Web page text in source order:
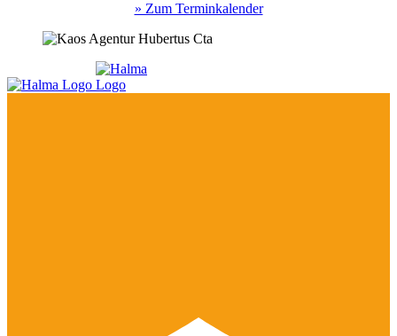
» Zum Terminkalender